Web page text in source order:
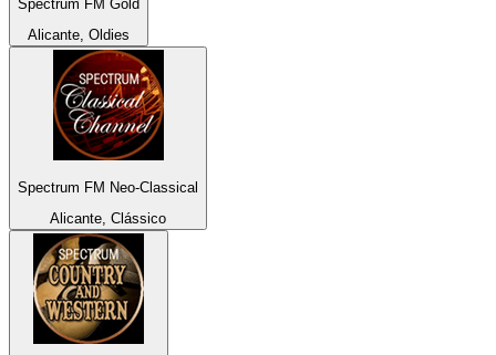
Spectrum FM Gold
Alicante, Oldies
Spectrum FM Neo-Classical
Alicante, Clássico